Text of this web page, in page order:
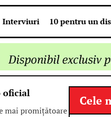
Interviuri 10 pentru un
oficial
mai promițătoare
Cele